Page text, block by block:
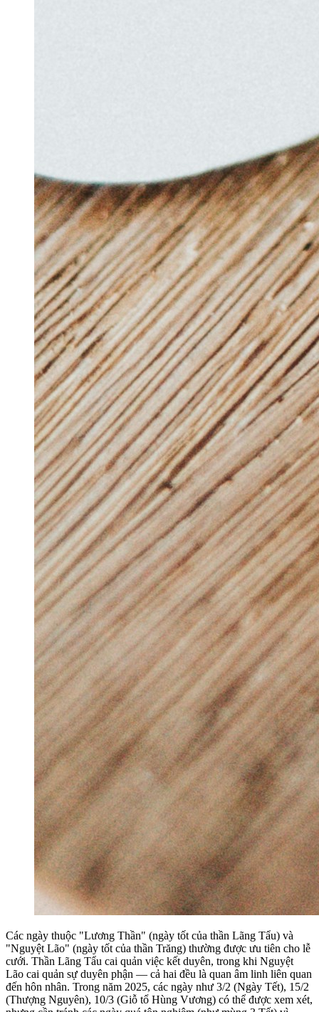
Các ngày thuộc "Lương Thần" (ngày tốt của thần Lãng Tẩu) và
"Nguyệt Lão" (ngày tốt của thần Trăng) thường được ưu tiên cho lễ
cưới. Thần Lãng Tẩu cai quản việc kết duyên, trong khi Nguyệt
Lão cai quản sự duyên phận — cả hai đều là quan âm linh liên quan
đến hôn nhân. Trong năm 2025, các ngày như 3/2 (Ngày Tết), 15/2
(Thượng Nguyên), 10/3 (Giỗ tổ Hùng Vương) có thể được xem xét,